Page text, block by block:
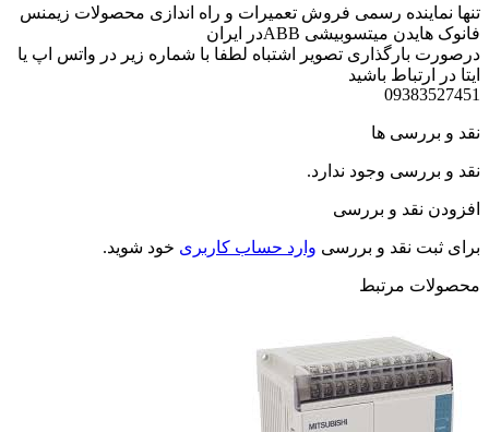
تنها نماینده رسمی فروش تعمیرات و راه اندازی محصولات زیمنس
فانوک هایدن میتسوبیشی ABBدر ایران
درصورت بارگذاری تصویر اشتباه لطفا با شماره زیر در واتس اپ یا
ایتا در ارتباط باشید
09383527451
نقد و بررسی ها
نقد و بررسی وجود ندارد.
افزودن نقد و بررسی
برای ثبت نقد و بررسی وارد حساب کاربری خود شوید.
محصولات مرتبط